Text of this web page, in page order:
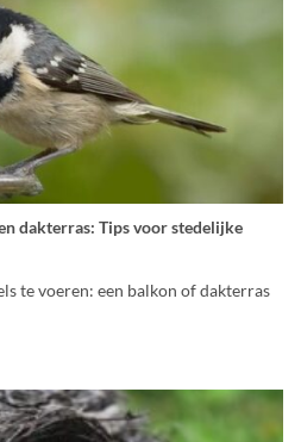
dakterras: Tips voor stedelijke
te voeren: een balkon of dakterras